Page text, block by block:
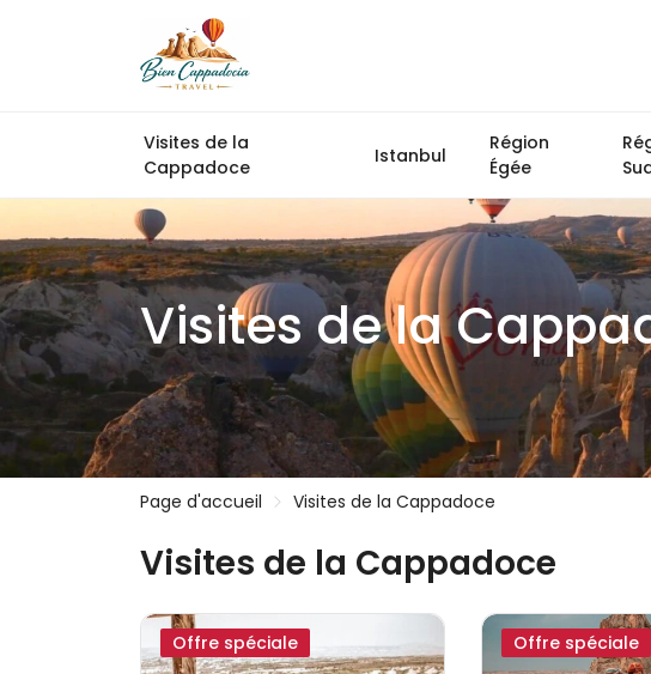
Visites de la
Cappadoce
Istanbul
Région
Égée
Visites de la
Page d'accueil Visites de la Cappadoce
Visites de la Cappadoce
Offre spéciale Offre spéciale